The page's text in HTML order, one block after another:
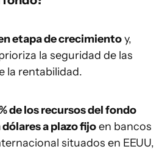
etapa de crecimientoy,
la seguridad de las
la rentabilidad.
de los recursos del fondo
a plazo fijoen bancos
situados en EEUU,